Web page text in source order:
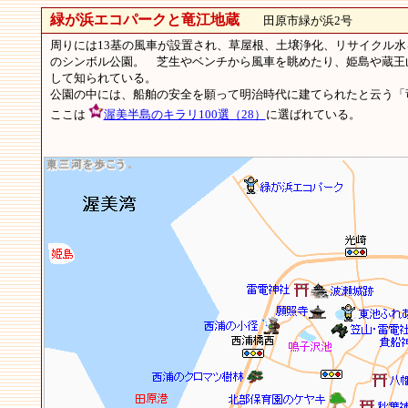
緑が浜エコパークと竜江地蔵田原市緑が浜2号
周りには13基の風車が設置され、草屋根、土壌浄化、リサイクル
のシンボル公園。 芝生やベンチから風車を眺めたり、姫島や蔵
して知られている。
公園の中には、船舶の安全を願って明治時代に建てられたと云う
ここは
渥美半島のキラリ100選（28） に選ばれている。